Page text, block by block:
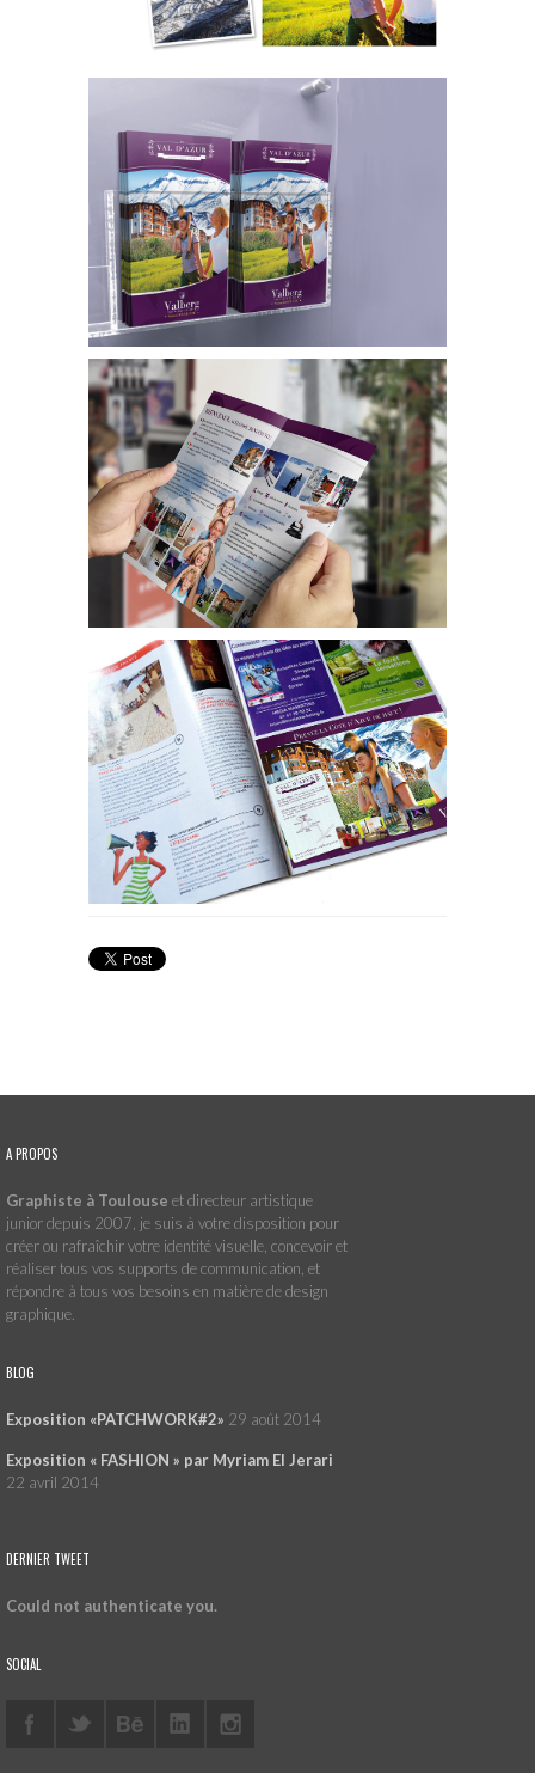
A PROPOS
Graphiste à Toulouse et directeur artistique
junior depuis 2007, je suis à votre disposition pour
créer ou rafraîchir votre identité visuelle, concevoir et
réaliser tous vos supports de communication, et
répondre à tous vos besoins en matière de design
graphique.
BLOG
Exposition «PATCHWORK#2» 29 août 2014
Exposition « FASHION » par Myriam El Jerari
22 avril 2014
DERNIER TWEET
Could not authenticate you.
SOCIAL